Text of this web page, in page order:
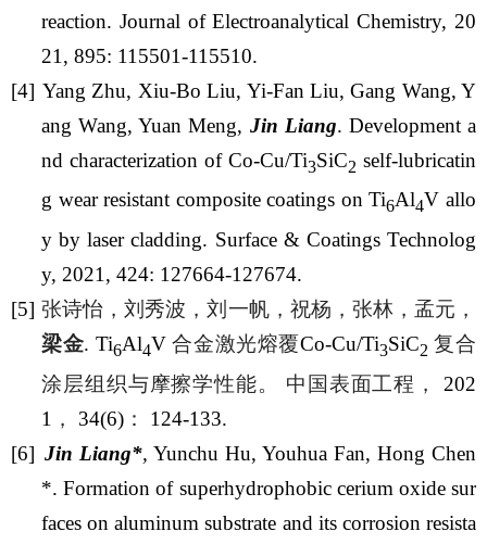
reaction. Journal of Electroanalytical Chemistry, 20
21, 895: 115501-115510.
[4] Yang Zhu, Xiu-Bo Liu, Yi-Fan Liu, Gang Wang, Y
ang Wang, Yuan Meng, Jin Liang. Development a
nd characterization of Co-Cu/Ti3SiC2 self-lubricatin
g wear resistant composite coatings on Ti6Al4V allo
y by laser cladding. Surface & Coatings Technolog
y, 2021, 424: 127664-127674.
[5] 张诗怡，刘秀波，刘一帆，祝杨，张林，孟元，
梁金. Ti6Al4V合金激光熔覆Co-Cu/Ti3SiC2 复合
涂层组织与摩擦学性能。
中国表面工程，
202
1 ， 34(6) ：
124-133.
[6] Jin Liang*, Yunchu Hu, Youhua Fan, Hong Chen
*. Formation of superhydrophobic cerium oxide sur
faces on aluminum substrate and its corrosion resista